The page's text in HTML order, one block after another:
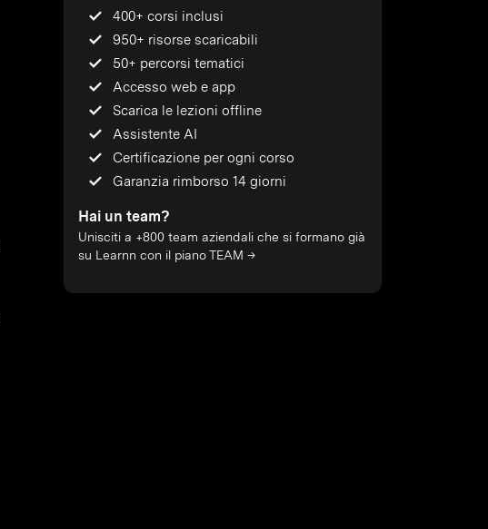
400+ corsi inclusi
950+ risorse scaricabili
50+ percorsi tematici
Accesso web e app
Scarica le lezioni offline
Assistente AI
Certificazione per ogni corso
Garanzia rimborso 14 giorni
Hai un team?
Unisciti a +800 team aziendali che si formano già
su Learnn con il piano TEAM →